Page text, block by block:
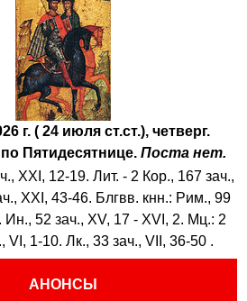
г. ( 24 июля ст.ст.), четверг.
Пятидесятнице. Поста нет.
XXI, 12-19. Лит. - 2 Кор., 167 зач.,
XXI, 43-46. Блгвв. кнн.: Рим., 99
Ин., 52 зач., XV, 17 - XVI, 2. Мц.: 2
VI, 1-10. Лк., 33 зач., VII, 36-50 .
АНОНСЫ